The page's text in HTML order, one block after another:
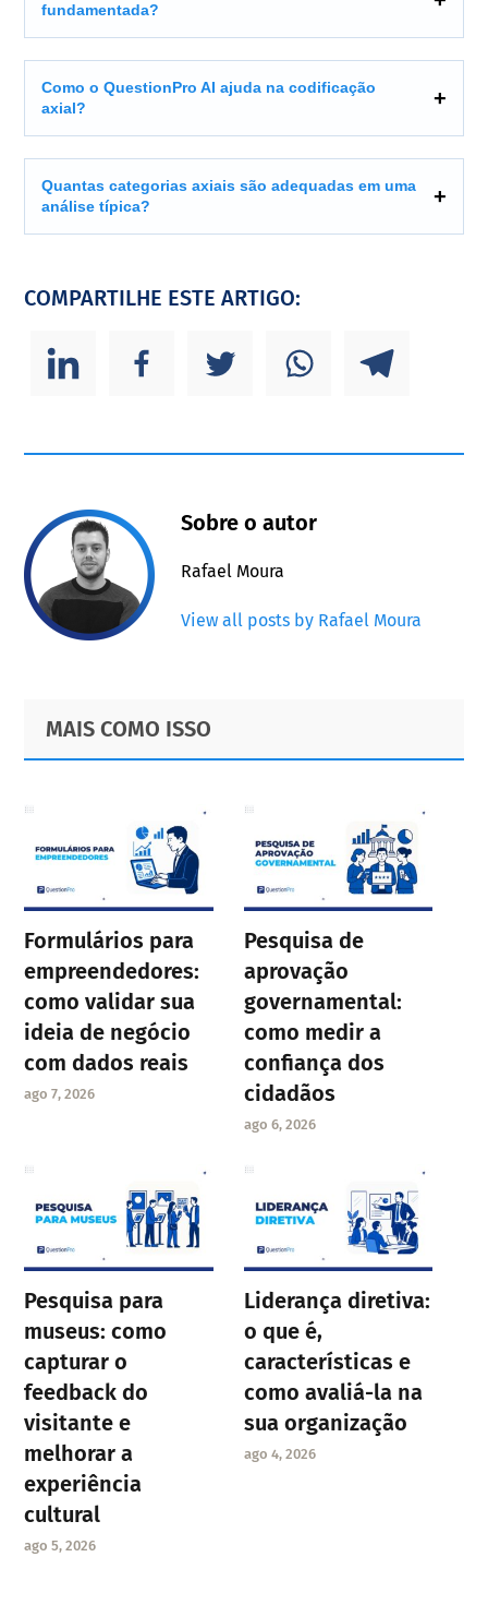
fundamentada?
Como o QuestionPro AI ajuda na codificação
axial?
Quantas categorias axiais são adequadas em uma
análise típica?
COMPARTILHE ESTE ARTIGO:
Sobre o autor
Rafael Moura
View all posts by Rafael Moura
Primary
Sidebar
Footer
MAIS COMO ISSO
Formulários para
empreendedores:
como validar sua
ideia de negócio
com dados reais
ago 7, 2026
Pesquisa de
aprovação
governamental:
como medir a
confiança dos
cidadãos
ago 6, 2026
Pesquisa para
museus: como
capturar o
feedback do
visitante e
melhorar a
experiência
cultural
ago 5, 2026
Liderança diretiva:
o que é,
características e
como avaliá-la na
sua organização
ago 4, 2026